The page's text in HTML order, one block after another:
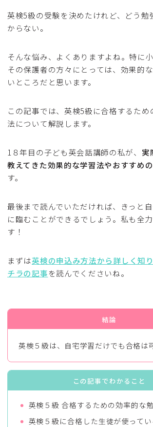
英検４級
英語教材
読み聞かせ
小学生英語教材
子ども英会話の悩み
インターナショナルスクール
プロフィール
人気記事ランキング
の口コミと評判【実体
【おうち英語】子ども
すめする効果的な英語
英検5級の受験を決めたけれど、どう勉
からない。
そんな悩み、よくありますよね。特に
その保護者の方々にとっては、効果的
いところだと思います。
この記事では、英検5級に合格するため
法について解説します。
1８年目の子ども英会話講師の私が、 実
教えてきた効果的な学習法やおすすめ
す。
最後まで読んでいただければ、きっと
に臨むことができるでしょう。私も全
す！
まずは英検の申込み方法から詳しく知
チラの記事を読んでくださいね。
結論
英検５級は、自宅学習だけでも合格は
この記事でわかること
英検５級 合格するための効率的な
英検５級に合格した生徒が使って